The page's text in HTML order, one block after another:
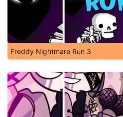
Freddy Nightmare Run 3